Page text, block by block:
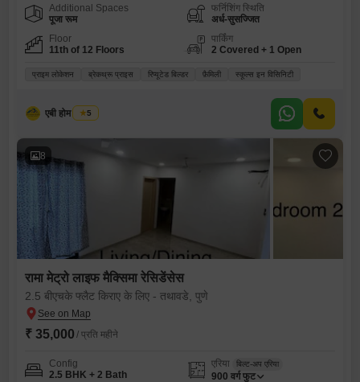
Additional Spaces
पूजा रूम
फर्निशिंग स्थिति
अर्ध-सुसज्जित
Floor
11th of 12 Floors
पार्किंग
2 Covered + 1 Open
प्राइम लोकेशन ब्रेकथ्रू प्राइस रिप्यूटेड बिल्डर फ़ैमिली स्कूल्स इन विसिनिटी
एबी होम रिअल्टी
5
8
रामा मेट्रो लाइफ मैक्सिमा रेसिडेंसेस
2.5 बीएचके फ्लैट किराए के लिए - तथावडे, पुणे
₹ 35,000 / प्रति महीने
Config
2.5 BHK + 2 Bath
एरिया बिल्ट-अप एरिया
900 वर्ग फुट